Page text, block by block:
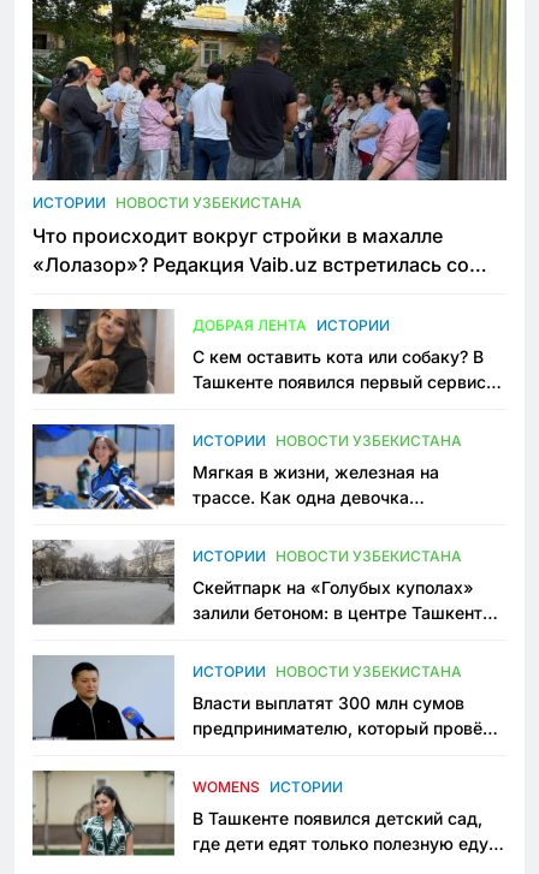
ИСТОРИИ НОВОСТИ УЗБЕКИСТАНА
Что происходит вокруг стройки в махалле
«Лолазор»? Редакция Vaib.uz встретилась со
ДОБРАЯ ЛЕНТА ИСТОРИИ
С кем оставить кота или собаку? В
Ташкенте появился первый сервис
ИСТОРИИ НОВОСТИ УЗБЕКИСТАНА
Мягкая в жизни, железная на
трассе. Как одна девочка
Узбекистане
ИСТОРИИ НОВОСТИ УЗБЕКИСТАНА
Скейтпарк на «Голубых куполах»
залили бетоном: в центре Ташкента
пространство
ИСТОРИИ НОВОСТИ УЗБЕКИСТАНА
Власти выплатят 300 млн сумов
предпринимателю, который провёл
приговору
WOMENS ИСТОРИИ
В Ташкенте появился детский сад,
где дети едят только полезную еду.